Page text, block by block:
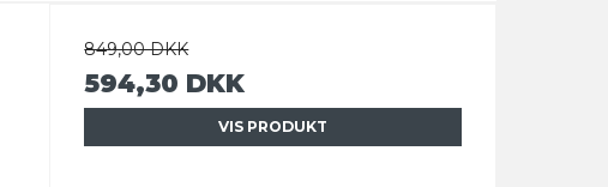
849,00 DKK
594,30 DKK
VIS PRODUKT